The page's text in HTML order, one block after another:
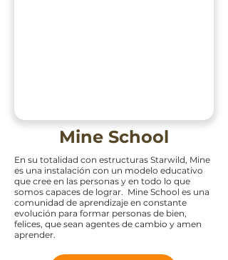
Mine School
En su totalidad con estructuras Starwild, Mine
es una instalación con un modelo educativo
que cree en las personas y en todo lo que
somos capaces de lograr. Mine School es una
comunidad de aprendizaje en constante
evolución para formar personas de bien,
felices, que sean agentes de cambio y amen
aprender.